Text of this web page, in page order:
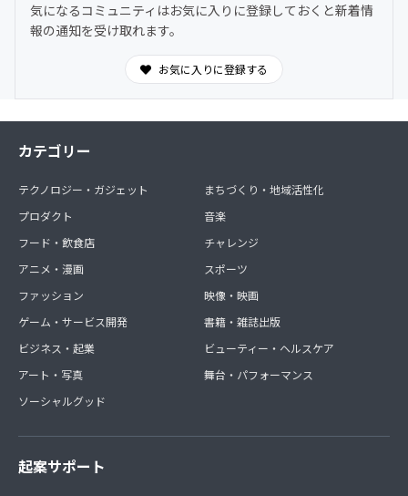
気になるコミュニティはお気に入りに登録しておくと新着情
報の通知を受け取れます。
お気に入りに登録する
カテゴリー
テクノロジー・ガジェット
プロダクト
フード・飲食店
アニメ・漫画
ファッション
ゲーム・サービス開発
ビジネス・起業
アート・写真
ソーシャルグッド
まちづくり・地域活性化
音楽
チャレンジ
スポーツ
映像・映画
書籍・雑誌出版
ビューティー・ヘルスケア
舞台・パフォーマンス
起案サポート